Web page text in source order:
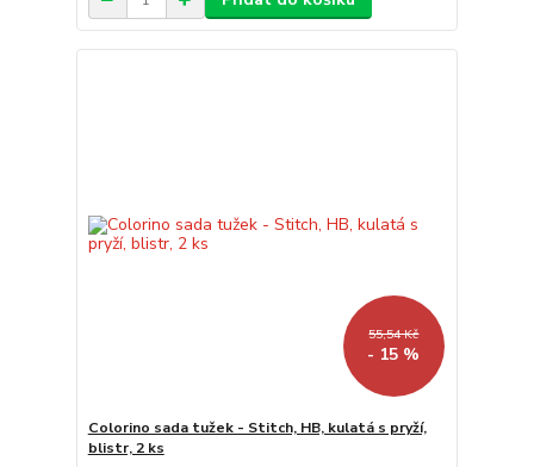
55,54 Kč
- 15 %
Colorino sada tužek - Stitch, HB, kulatá s pryží,
blistr, 2 ks